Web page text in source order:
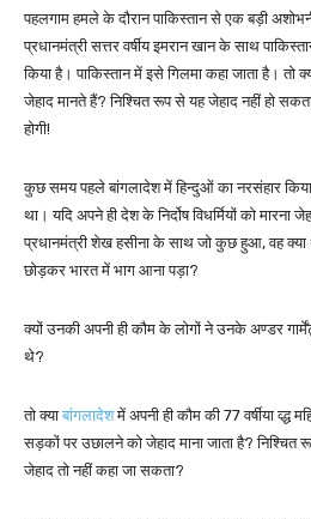
पहलगाम हमले के दौरान पाकिस्तान से एक बड़ी
प्रधानमंत्री सत्तर वर्षीय इमरान खान के साथ
किया है। पाकिस्तान में इसे गिलमा कहा जाता है। तो
जेहाद मानते हैं? निश्चित रूप से यह जेहाद नहीं हो
होगी!
कुछ समय पहले बांगलादेश में हिन्दुओं का नरसंहार
था। यदि अपने ही देश के निर्दोष विधर्मियों को मारना
प्रधानमंत्री शेख हसीना के साथ जो कुछ हुआ, वह क्या
छोड़कर भारत में भाग आना पड़ा?
क्यों उनकी अपनी ही कौम के लोगों ने उनके अण्डर
थे?
तो क्या बांगलादेशमें अपनी ही कौम की 77 वर्षीया व्द्ध
सड़कों पर उछालने को जेहाद माना जाता है? निश्चित
जेहाद तो नहीं कहा जा सकता?